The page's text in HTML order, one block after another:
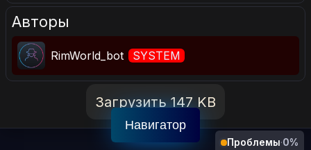
Авторы
RimWorld_bot SYSTEM
Загрузить 147 KB
Навигатор
Проблемы·0%